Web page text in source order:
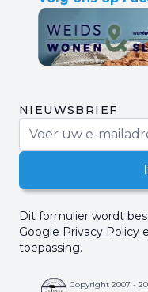
NIEUWSBRIEF
Dit formulier wordt
Google Privacy Policy
toepassing.
Copyright 2007 -